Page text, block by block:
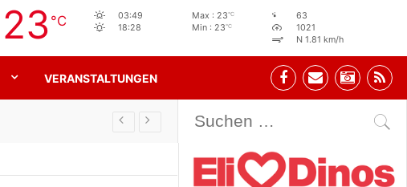
23 °C
03:49
18:28
Max : 23°C
Min : 23°C
63
1021
N 1.81 km/h
VERANSTALTUNGEN
Stehbeisl Stainach